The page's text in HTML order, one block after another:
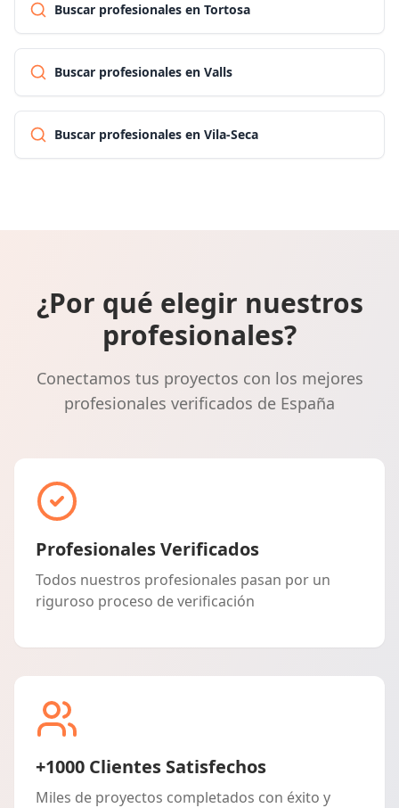
Buscar profesionales en Tortosa
Buscar profesionales en Valls
Buscar profesionales en Vila-Seca
¿Por qué elegir nuestros
profesionales?
Conectamos tus proyectos con los mejores
profesionales verificados de España
Profesionales Verificados
Todos nuestros profesionales pasan por un
riguroso proceso de verificación
+1000 Clientes Satisfechos
Miles de proyectos completados con éxito y